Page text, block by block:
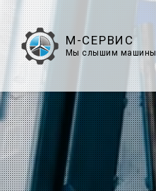
М-СЕРВИС
Мы слышим машины